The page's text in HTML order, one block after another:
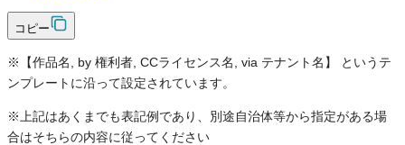
コピー
※【作品名, by 権利者, CCライセンス名, via テナント名】 というテ
ンプレートに沿って設定されています。
※上記はあくまでも表記例であり、別途自治体等から指定がある場
合はそちらの内容に従ってください